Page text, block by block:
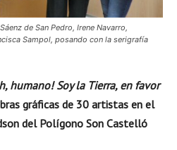
de San Pedro, Irene Navarro,
Sampol, posando con la serigrafía
humano! Soy la Tierra, en favor
gráficas de 30 artistas en el
del Polígono Son Castelló